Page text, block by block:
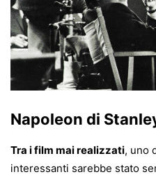
Napoleon di
Tra i film mai realizzati, uno
interessanti sarebbe stato